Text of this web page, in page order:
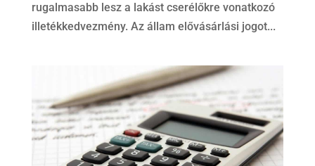
rugalmasabb lesz a lakást cserélőkre vonatkozó
illetékkedvezmény. Az állam elővásárlási jogot...